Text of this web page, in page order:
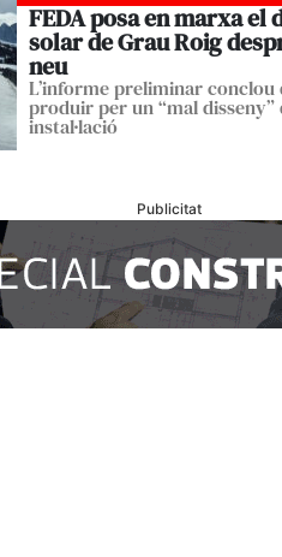
FEDA posa en marxa
solar de Grau Roig
neu
L’informe preliminar conclou
produir per un “mal
instal·lació
Publicitat